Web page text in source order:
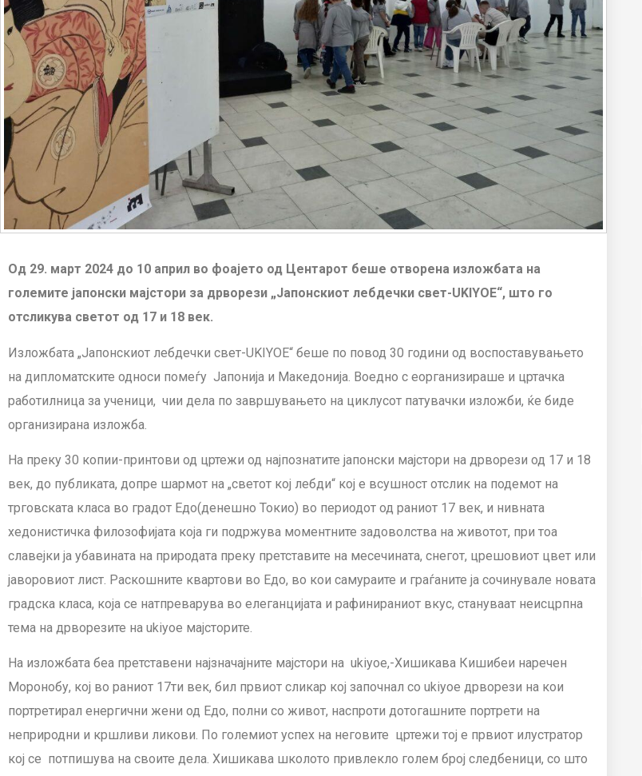
Од 29. март 2024 до 10 април во фоајето од Центарот беше отворена изложбата на
големите јапонски мајстори за дрворези „Јапонскиот лебдечки свет-UKIYOE“, што го
отсликува светот од 17 и 18 век.
Изложбата „Јапонскиот лебдечки свет-UKIYOE“ беше по повод 30 години од воспоставувањето
на дипломатските односи помеѓу Јапонија и Македонија. Воедно с еорганизираше и цртачка
работилница за ученици, чии дела по завршувањето на циклусот патувачки изложби, ќе биде
организирана изложба.
На преку 30 копии-принтови од цртежи од најпознатите јапонски мајстори на дрворези од 17 и 18
век, до публиката, допре шармот на „светот кој лебди“ кој е всушност отслик на подемот на
трговската класа во градот Едо(денешно Токио) во периодот од раниот 17 век, и нивната
хедонистичка филозофијата која ги подржува моментните задоволства на животот, при тоа
славејки ја убавината на природата преку претставите на месечината, снегот, црешовиот цвет или
јаворовиот лист. Раскошните квартови во Едо, во кои самураите и граѓаните ја сочинувале новата
градска класа, која се натпреварува во елеганцијата и рафинираниот вкус, стануваат неисцрпна
тема на дрворезите на ukiyoe мајсторите.
На изложбата беа претставени најзначајните мајстори на ukiyoe,-Хишикава Кишибеи наречен
Моронобу, кој во раниот 17ти век, бил првиот сликар кој започнал со ukiyoe дрворези на кои
портретирал енергични жени од Едо, полни со живот, наспроти дотогашните портрети на
неприродни и кршливи ликови. По големиот успех на неговите цртежи тој е првиот илустратор
кој се потпишува на своите дела. Хишикава школото привлекло голем број следбеници, со што